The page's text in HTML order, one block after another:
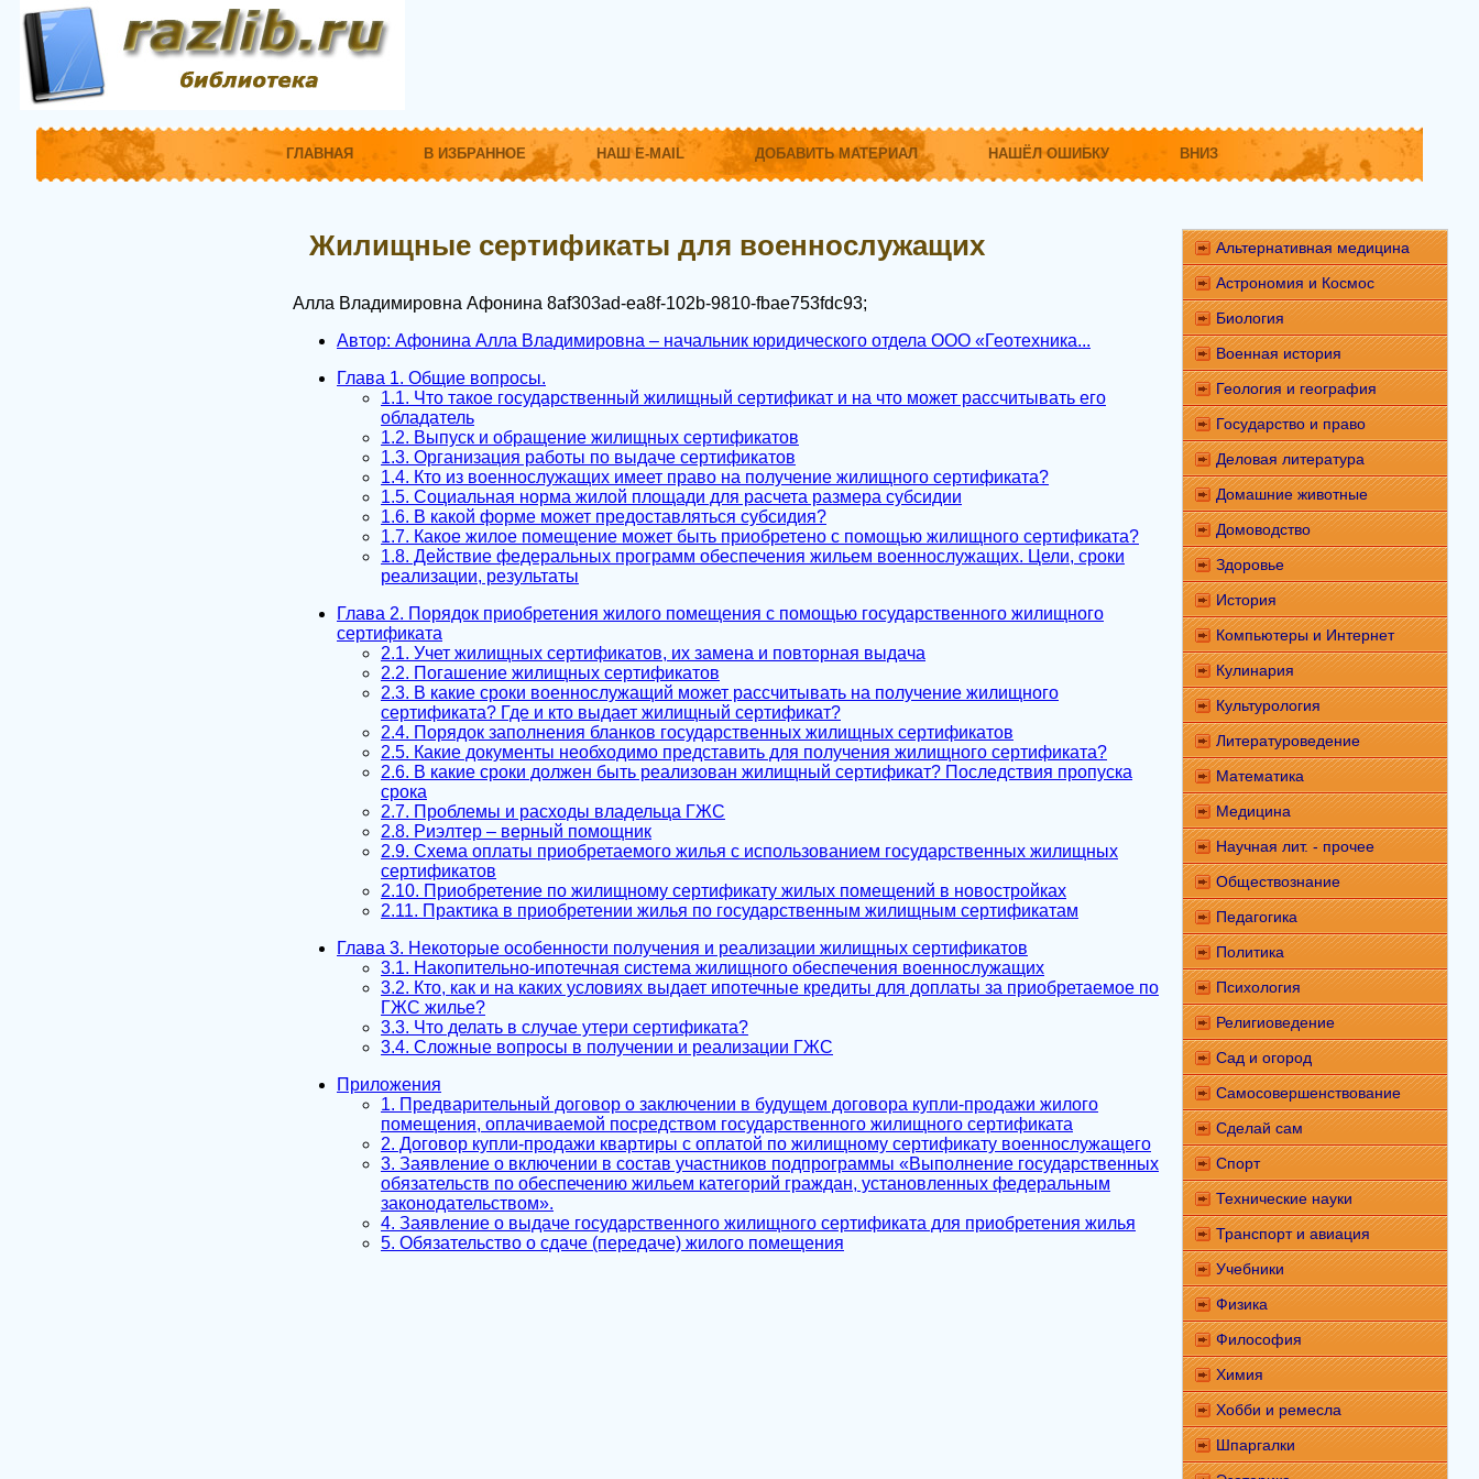
ГЛАВНАЯ В ИЗБРАННОЕ НАШ E-MAIL ДОБАВИТЬ МАТЕРИАЛ НАШЁЛ ОШИБКУ ВНИЗ
Жилищные сертификаты для военнослужащих
Алла Владимировна Афонина 8af303ad-ea8f-102b-9810-fbae753fdc93;
Автор: Афонина Алла Владимировна – начальник юридического отдела ООО «Геотехника...
Глава 1. Общие вопросы.
1.1. Что такое государственный жилищный сертификат и на что может рассчитывать его
обладатель
1.2. Выпуск и обращение жилищных сертификатов
1.3. Организация работы по выдаче сертификатов
1.4. Кто из военнослужащих имеет право на получение жилищного сертификата?
1.5. Социальная норма жилой площади для расчета размера субсидии
1.6. В какой форме может предоставляться субсидия?
1.7. Какое жилое помещение может быть приобретено с помощью жилищного сертификата?
1.8. Действие федеральных программ обеспечения жильем военнослужащих. Цели, сроки
реализации, результаты
Глава 2. Порядок приобретения жилого помещения с помощью государственного жилищного
сертификата
2.1. Учет жилищных сертификатов, их замена и повторная выдача
2.2. Погашение жилищных сертификатов
2.3. В какие сроки военнослужащий может рассчитывать на получение жилищного
сертификата? Где и кто выдает жилищный сертификат?
2.4. Порядок заполнения бланков государственных жилищных сертификатов
2.5. Какие документы необходимо представить для получения жилищного сертификата?
2.6. В какие сроки должен быть реализован жилищный сертификат? Последствия пропуска
срока
2.7. Проблемы и расходы владельца ГЖС
2.8. Риэлтер – верный помощник
2.9. Схема оплаты приобретаемого жилья с использованием государственных жилищных
сертификатов
2.10. Приобретение по жилищному сертификату жилых помещений в новостройках
2.11. Практика в приобретении жилья по государственным жилищным сертификатам
Глава 3. Некоторые особенности получения и реализации жилищных сертификатов
3.1. Накопительно-ипотечная система жилищного обеспечения военнослужащих
3.2. Кто, как и на каких условиях выдает ипотечные кредиты для доплаты за приобретаемое по
ГЖС жилье?
3.3. Что делать в случае утери сертификата?
3.4. Сложные вопросы в получении и реализации ГЖС
Приложения
1. Предварительный договор о заключении в будущем договора купли-продажи жилого
помещения, оплачиваемой посредством государственного жилищного сертификата
2. Договор купли-продажи квартиры с оплатой по жилищному сертификату военнослужащего
3. Заявление о включении в состав участников подпрограммы «Выполнение государственных
обязательств по обеспечению жильем категорий граждан, установленных федеральным
законодательством».
4. Заявление о выдаче государственного жилищного сертификата для приобретения жилья
5. Обязательство о сдаче (передаче) жилого помещения
Альтернативная медицина
Астрономия и Космос
Биология
Военная история
Геология и география
Государство и право
Деловая литература
Домашние животные
Домоводство
Здоровье
История
Компьютеры и Интернет
Кулинария
Культурология
Литературоведение
Математика
Медицина
Научная лит. - прочее
Обществознание
Педагогика
Политика
Психология
Религиоведение
Сад и огород
Самосовершенствование
Сделай сам
Спорт
Технические науки
Транспорт и авиация
Учебники
Физика
Философия
Химия
Хобби и ремесла
Шпаргалки